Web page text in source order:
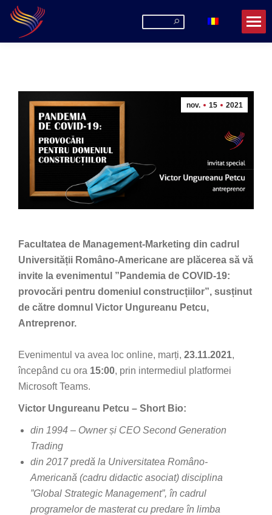
Search:
nov. 15 2021
Facultatea de Management-Marketing din cadrul
Universității Româno-Americane are plăcerea să vă
invite la evenimentul ”Pandemia de COVID-19:
provocări pentru domeniul construcțiilor”, susținut
de către domnul Victor Ungureanu Petcu,
Antreprenor.
Evenimentul va avea loc online, marți, 23.11.2021,
începând cu ora 15:00, prin intermediul platformei
Microsoft Teams.
Victor Ungureanu Petcu – Short Bio:
din 1994 – Owner și CEO Second Generation
Trading
din 2017 predă la Universitatea Româno-
Americană (cadru didactic asociat) disciplina
”Global Strategic Management”, în cadrul
programelor de masterat cu predare în limba